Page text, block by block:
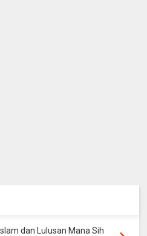
dan Lulusan Mana Sih